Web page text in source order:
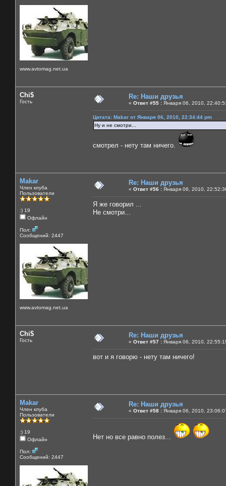
www.avtomag.net.ua
Chi$
Гость
Re: Наши друзья
« Ответ #55 : Января 06, 2010,
Цитата: Makar от Января 06, 2010, 22:34:44 pm
Ну и не смотри...
смотрел - нету там ничего.
Makar
Член клуба
Пользователи
:) 19
Офлайн
Пол:
Сообщений: 2447
www.avtomag.net.ua
Re: Наши друзья
« Ответ #56 : Января 06, 2010,
Я же говорил ...
Не смотри...
Chi$
Гость
Re: Наши друзья
« Ответ #57 : Января 06, 2010,
вот и я говорю - нету там ничего!
Makar
Член клуба
Пользователи
:) 19
Офлайн
Пол:
Сообщений: 2447
Re: Наши друзья
« Ответ #58 : Января 06, 2010,
Нет но все равно полез...